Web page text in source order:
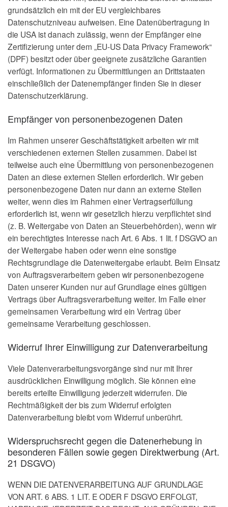
grundsätzlich ein mit der EU vergleichbares
Datenschutzniveau aufweisen. Eine Datenübertragung in
die USA ist danach zulässig, wenn der Empfänger eine
Zertifizierung unter dem „EU-US Data Privacy Framework“
(DPF) besitzt oder über geeignete zusätzliche Garantien
verfügt. Informationen zu Übermittlungen an Drittstaaten
einschließlich der Datenempfänger finden Sie in dieser
Datenschutzerklärung.
Empfänger von personenbezogenen Daten
Im Rahmen unserer Geschäftstätigkeit arbeiten wir mit
verschiedenen externen Stellen zusammen. Dabei ist
teilweise auch eine Übermittlung von personenbezogenen
Daten an diese externen Stellen erforderlich. Wir geben
personenbezogene Daten nur dann an externe Stellen
weiter, wenn dies im Rahmen einer Vertragserfüllung
erforderlich ist, wenn wir gesetzlich hierzu verpflichtet sind
(z. B. Weitergabe von Daten an Steuerbehörden), wenn wir
ein berechtigtes Interesse nach Art. 6 Abs. 1 lit. f DSGVO an
der Weitergabe haben oder wenn eine sonstige
Rechtsgrundlage die Datenweitergabe erlaubt. Beim Einsatz
von Auftragsverarbeitern geben wir personenbezogene
Daten unserer Kunden nur auf Grundlage eines gültigen
Vertrags über Auftragsverarbeitung weiter. Im Falle einer
gemeinsamen Verarbeitung wird ein Vertrag über
gemeinsame Verarbeitung geschlossen.
Widerruf Ihrer Einwilligung zur Datenverarbeitung
Viele Datenverarbeitungsvorgänge sind nur mit Ihrer
ausdrücklichen Einwilligung möglich. Sie können eine
bereits erteilte Einwilligung jederzeit widerrufen. Die
Rechtmäßigkeit der bis zum Widerruf erfolgten
Datenverarbeitung bleibt vom Widerruf unberührt.
Widerspruchsrecht gegen die Datenerhebung in
besonderen Fällen sowie gegen Direktwerbung (Art.
21 DSGVO)
WENN DIE DATENVERARBEITUNG AUF GRUNDLAGE
VON ART. 6 ABS. 1 LIT. E ODER F DSGVO ERFOLGT,